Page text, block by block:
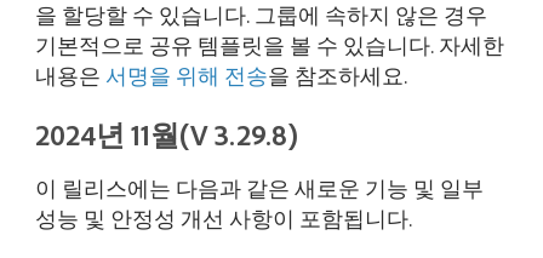
을 할당할 수 있습니다. 그룹에 속하지 않은 경우
기본적으로 공유 템플릿을 볼 수 있습니다. 자세한
내용은 서명을 위해 전송을 참조하세요.
2024년 11월(V 3.29.8)
이 릴리스에는 다음과 같은 새로운 기능 및 일부
성능 및 안정성 개선 사항이 포함됩니다.